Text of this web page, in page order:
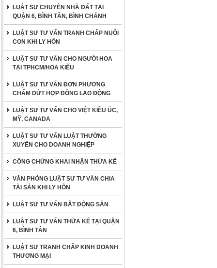
LUẬT SƯ CHUYÊN NHÀ ĐẤT TẠI
QUẬN 6, BÌNH TÂN, BÌNH CHÁNH
LUẬT SƯ TƯ VẤN TRANH CHẤP NUÔI
CON KHI LY HÔN
LUẬT SƯ TƯ VẤN CHO NGƯỜI HOA
TẠI TPHCM/HOA KIỀU
LUẬT SƯ TƯ VẤN ĐƠN PHƯƠNG
CHẤM DỨT HỢP ĐỒNG LAO ĐỘNG
LUẬT SƯ TƯ VẤN CHO VIỆT KIỀU ÚC,
MỸ, CANADA
LUẬT SƯ TƯ VẤN LUẬT THƯỜNG
XUYÊN CHO DOANH NGHIỆP
CÔNG CHỨNG KHAI NHẬN THỪA KẾ
VĂN PHÒNG LUẬT SƯ TƯ VẤN CHIA
TÀI SẢN KHI LY HÔN
LUẬT SƯ TƯ VẤN BẤT ĐỘNG SẢN
LUẬT SƯ TƯ VẤN THỪA KẾ TẠI QUẬN
6, BÌNH TÂN
LUẬT SƯ TRANH CHẤP KINH DOANH
THƯƠNG MẠI